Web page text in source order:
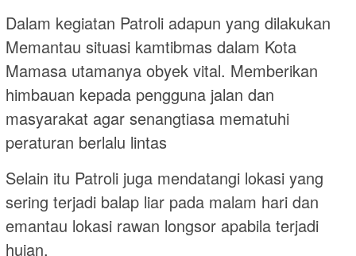
Dalam kegiatan Patroli adapun yang dilakukan
Memantau situasi kamtibmas dalam Kota
Mamasa utamanya obyek vital. Memberikan
himbauan kepada pengguna jalan dan
masyarakat agar senangtiasa mematuhi
peraturan berlalu lintas
Selain itu Patroli juga mendatangi lokasi yang
sering terjadi balap liar pada malam hari dan
emantau lokasi rawan longsor apabila terjadi
hujan.